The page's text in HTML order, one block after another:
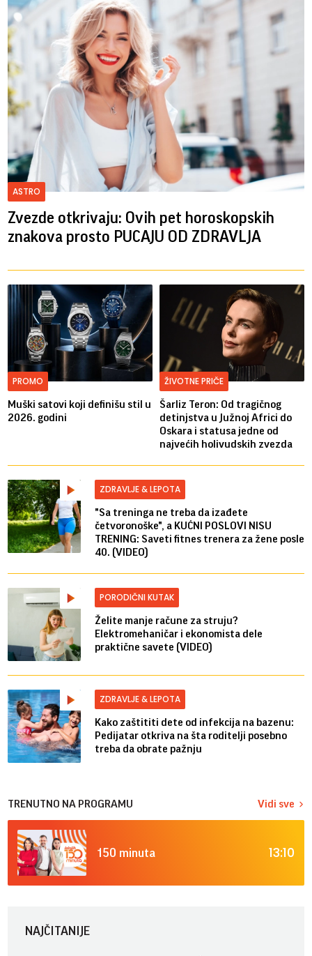
ASTRO
Zvezde otkrivaju: Ovih pet horoskopskih
znakova prosto PUCAJU OD ZDRAVLJA
PROMO
Muški satovi koji definišu stil u
2026. godini
ŽIVOTNE PRIČE
Šarliz Teron: Od tragičnog
detinjstva u Južnoj Africi do
Oskara i statusa jedne od
najvećih holivudskih zvezda
ZDRAVLJE & LEPOTA
"Sa treninga ne treba da izađete
četvoronoške", a KUĆNI POSLOVI NISU
TRENING: Saveti fitnes trenera za žene posle
40. (VIDEO)
PORODIČNI KUTAK
Želite manje račune za struju?
Elektromehaničar i ekonomista dele
praktične savete (VIDEO)
ZDRAVLJE & LEPOTA
Kako zaštititi dete od infekcija na bazenu:
Pedijatar otkriva na šta roditelji posebno
treba da obrate pažnju
TRENUTNO NA PROGRAMU Vidi sve
150 minuta 13:10
NAJČITANIJE